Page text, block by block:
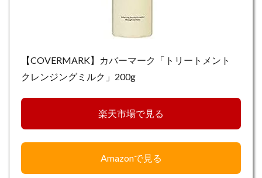
【COVERMARK】カバーマーク「トリートメント
クレンジングミルク」200g
楽天市場で見る
Amazonで見る